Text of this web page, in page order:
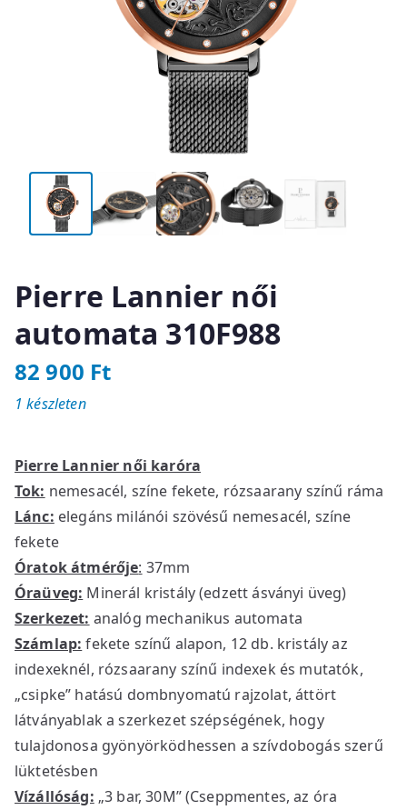
Pierre Lannier női
automata 310F988
82 900 Ft
Pierre Lannier női karóra
Tok: nemesacél, színe fekete, rózsaarany színű ráma
Lánc: elegáns milánói szövésű nemesacél, színe
fekete
Óratok átmérője: 37mm
Óraüveg: Minerál kristály (edzett ásványi üveg)
Szerkezet: analóg mechanikus automata
Számlap: fekete színű alapon, 12 db. kristály az
indexeknél, rózsaarany színű indexek és mutatók,
„csipke” hatású dombnyomatú rajzolat, áttört
látványablak a szerkezet szépségének, hogy
tulajdonosa gyönyörködhessen a szívdobogás szerű
lüktetésben
Vízállóság: „3 bar, 30M” (Cseppmentes, az óra
1 készleten